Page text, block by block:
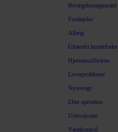
Bevægelsesapparatet
Fordøjelse
Allergi
Glutenfri hundefoder
Hjerteinsufficiens
Leverproblemer
Nyresvigt
Efter operation
Urinvejssten
Vægtkontrol